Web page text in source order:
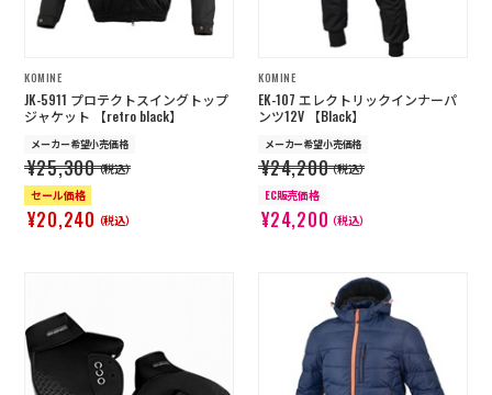
KOMINE
JK-5911 プロテクトスイングトップ
ジャケット 【retro black】
メーカー希望小売価格
¥25,300（税込）
セール価格
¥20,240（税込）
KOMINE
EK-107 エレクトリックインナーパ
ンツ12V 【Black】
メーカー希望小売価格
¥24,200（税込）
EC販売価格
¥24,200（税込）